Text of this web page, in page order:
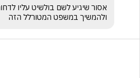
ולהמשיך במשפט המטורלל הזה